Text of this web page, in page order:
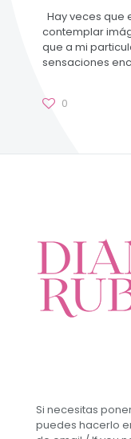
Hay veces que
contemplar
que a mi
sensaciones
0
Si necesitas
puedes hacerlo